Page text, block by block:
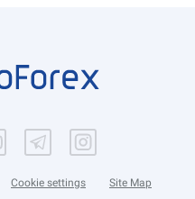
Cookie settings Site Map